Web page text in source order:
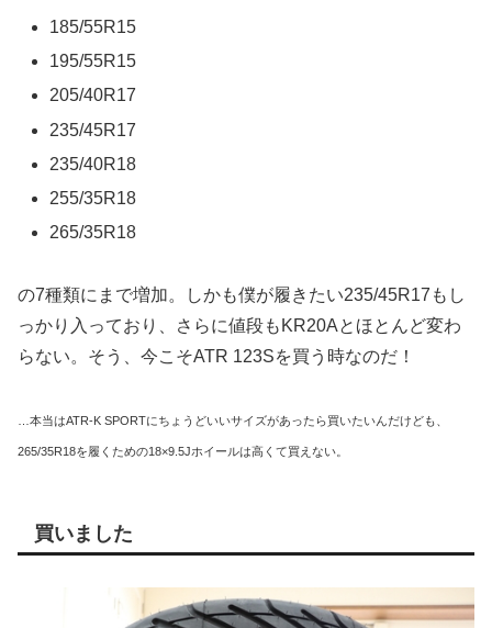
185/55R15
195/55R15
205/40R17
235/45R17
235/40R18
255/35R18
265/35R18
の7種類にまで増加。しかも僕が履きたい235/45R17もし
っかり入っており、さらに値段もKR20Aとほとんど変わ
らない。そう、今こそATR 123Sを買う時なのだ！
…本当はATR-K SPORTにちょうどいいサイズがあったら買いたいんだけども、
265/35R18を履くための18×9.5Jホイールは高くて買えない。
買いました